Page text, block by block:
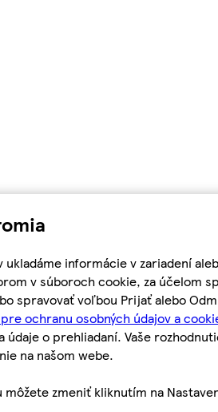
ukladáme informácie v zariadení
v súboroch cookie, za účelom
spravovať voľbou Prijať alebo
ochranu osobných údajov a
o prehliadaní. Vaše
na našom webe.
môžete zmeniť kliknutím na